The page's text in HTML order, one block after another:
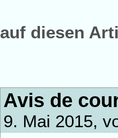
auf diesen
Avis de
9. Mai 2015,